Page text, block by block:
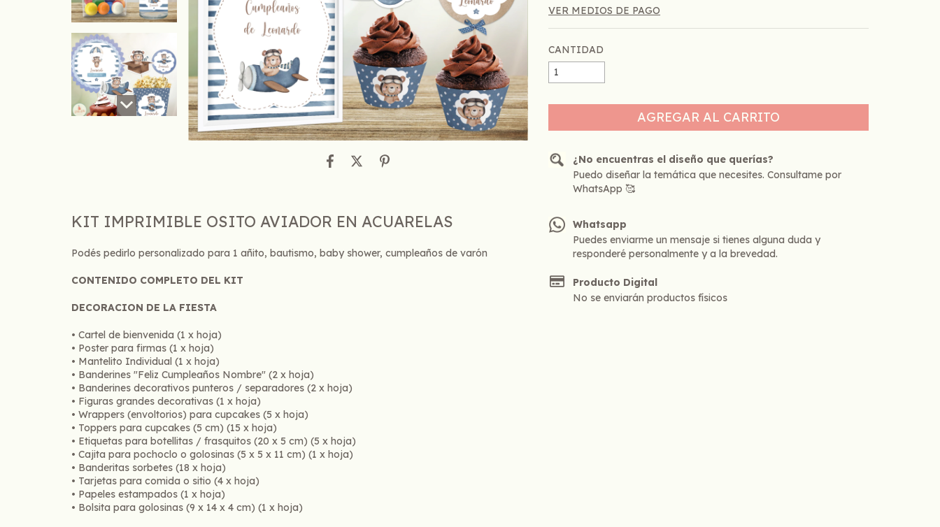
KIT IMPRIMIBLE OSITO AVIADOR EN ACUARELAS
Podés pedirlo personalizado para 1 añito, bautismo, baby shower, cumpleaños de varón
CONTENIDO COMPLETO DEL KIT
DECORACION DE LA FIESTA
• Cartel de bienvenida (1 x hoja)
• Poster para firmas (1 x hoja)
• Mantelito Individual (1 x hoja)
• Banderines "Feliz Cumpleaños Nombre" (2 x hoja)
• Banderines decorativos punteros / separadores (2 x hoja)
• Figuras grandes decorativas (1 x hoja)
• Wrappers (envoltorios) para cupcakes (5 x hoja)
• Toppers para cupcakes (5 cm) (15 x hoja)
• Etiquetas para botellitas / frasquitos (20 x 5 cm) (5 x hoja)
• Cajita para pochoclo o golosinas (5 x 5 x 11 cm) (1 x hoja)
• Banderitas sorbetes (18 x hoja)
• Tarjetas para comida o sitio (4 x hoja)
• Papeles estampados (1 x hoja)
• Bolsita para golosinas (9 x 14 x 4 cm) (1 x hoja)
VER MEDIOS DE PAGO
CANTIDAD
¿No encuentras el diseño que querías?
Puedo diseñar la temática que necesites. Consultame por
WhatsApp 🥰
Whatsapp
Puedes enviarme un mensaje si tienes alguna duda y
responderé personalmente y a la brevedad.
Producto Digital
No se enviarán productos físicos